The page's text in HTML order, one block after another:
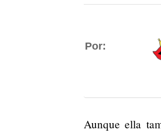
Por:
Aunque ella